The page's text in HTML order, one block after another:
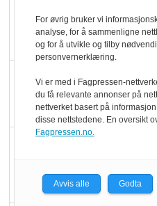
Ti
For øvrig bruker vi
analyse, for å sammenligne
og for å utvikle og tilby
personvernerklæring.
Vi er med i Fagpressen-
du få relevante annonser på
nettverket basert på
disse nettstedene. En oversikt
Fagpressen.no.
Avvis alle Godta